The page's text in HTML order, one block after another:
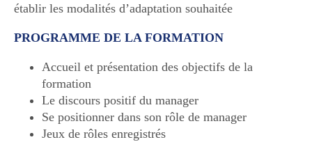
établir les modalités d’adaptation souhaitée
PROGRAMME DE LA FORMATION
Accueil et présentation des objectifs de la
formation
Le discours positif du manager
Se positionner dans son rôle de manager
Jeux de rôles enregistrés